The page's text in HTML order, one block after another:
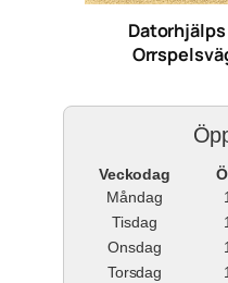
Veckodag
Måndag
Tisdag
Onsdag
Torsdag